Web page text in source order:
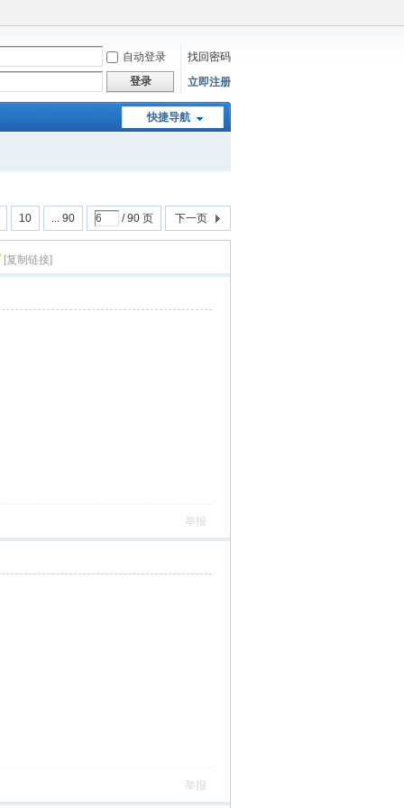
自动登录
找回密码
登录
立即注册
快捷导航
10 ... 90 / 90 页 下一页
[复制链接]
举报
举报